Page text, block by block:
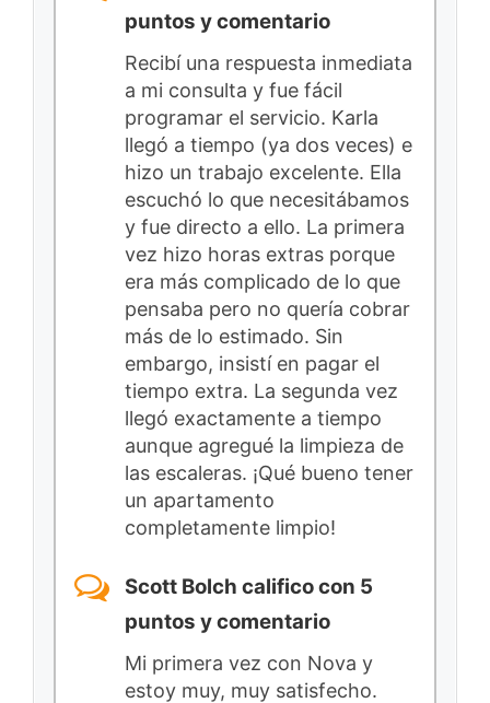
puntos y comentario
Recibí una respuesta inmediata
a mi consulta y fue fácil
programar el servicio. Karla
llegó a tiempo (ya dos veces) e
hizo un trabajo excelente. Ella
escuchó lo que necesitábamos
y fue directo a ello. La primera
vez hizo horas extras porque
era más complicado de lo que
pensaba pero no quería cobrar
más de lo estimado. Sin
embargo, insistí en pagar el
tiempo extra. La segunda vez
llegó exactamente a tiempo
aunque agregué la limpieza de
las escaleras. ¡Qué bueno tener
un apartamento
completamente limpio!
Scott Bolch califico con 5
puntos y comentario
Mi primera vez con Nova y
estoy muy, muy satisfecho.